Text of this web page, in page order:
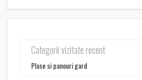
Categorii vizitate recent
Plase si panouri gard